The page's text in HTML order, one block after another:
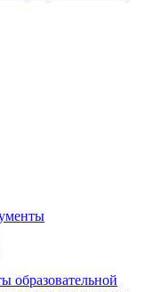
образовательной